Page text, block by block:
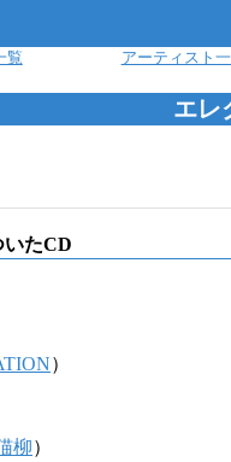
覧 アーティスト
エレ
いたCD
）
柳）